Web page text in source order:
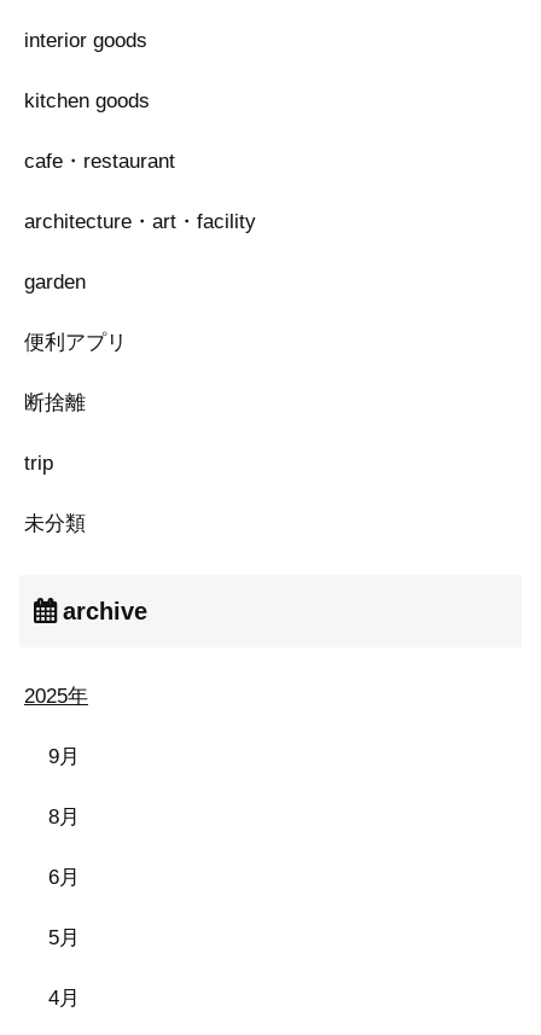
interior goods
kitchen goods
cafe・restaurant
architecture・art・facility
garden
便利アプリ
断捨離
trip
未分類
archive
2025年
9月
8月
6月
5月
4月